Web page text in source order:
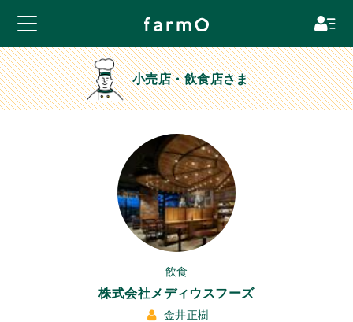
小売店・飲食店さま
飲食
株式会社メディウスフーズ
金井正樹